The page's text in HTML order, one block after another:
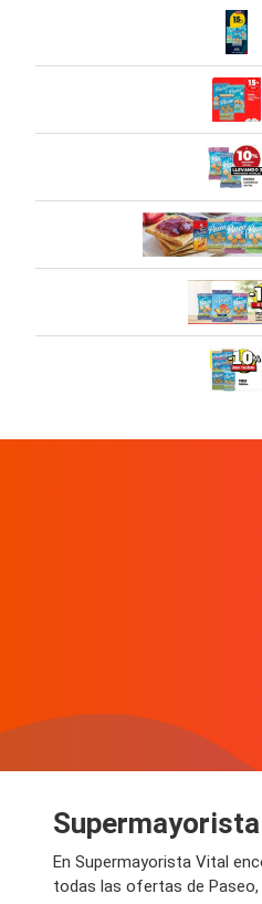
En Supermayorista Vital
todas las ofertas de